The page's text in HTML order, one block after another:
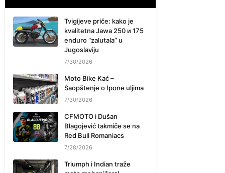
Tvigijeve priče: kako je
kvalitetna Jawa 250 и 175
enduro “zalutala” u
Jugoslaviju
7/30/2026
Moto Bike Kać –
Saopštenje o Ipone uljima
7/30/2026
CFMOTO i Dušan
Blagojević takmiče se na
Red Bull Romaniacs
7/28/2026
Triumph i Indian traže